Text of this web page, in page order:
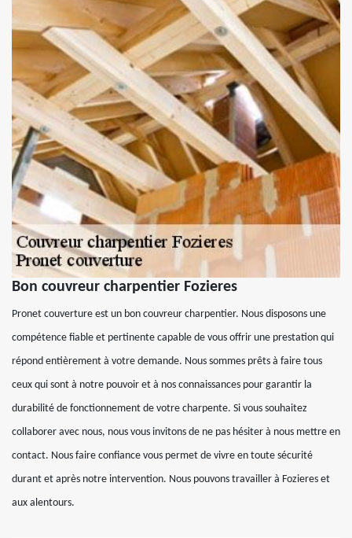
Bon couvreur charpentier Fozieres
Pronet couverture est un bon couvreur charpentier. Nous disposons une
compétence fiable et pertinente capable de vous offrir une prestation qui
répond entièrement à votre demande. Nous sommes prêts à faire tous
ceux qui sont à notre pouvoir et à nos connaissances pour garantir la
durabilité de fonctionnement de votre charpente. Si vous souhaitez
collaborer avec nous, nous vous invitons de ne pas hésiter à nous mettre en
contact. Nous faire confiance vous permet de vivre en toute sécurité
durant et après notre intervention. Nous pouvons travailler à Fozieres et
aux alentours.